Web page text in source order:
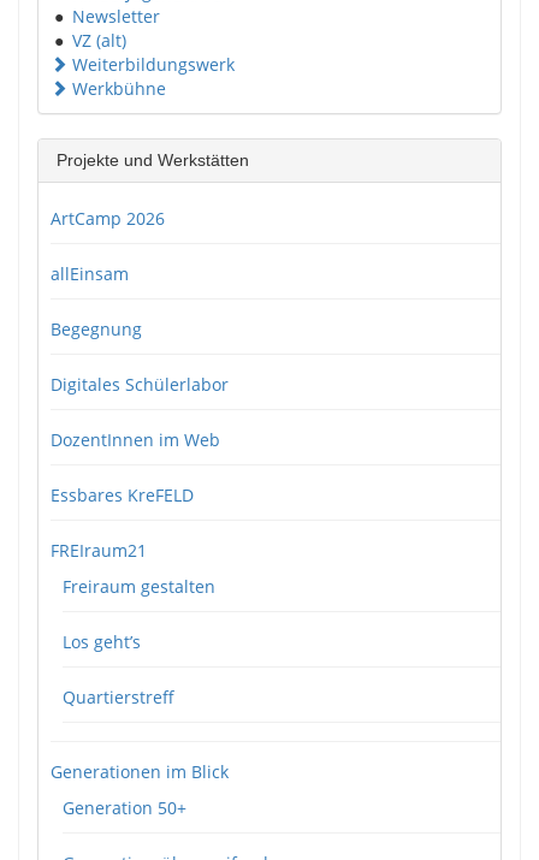
● Newsletter
● VZ (alt)
Weiterbildungswerk
Werkbühne
Projekte und Werkstätten
ArtCamp 2026
allEinsam
Begegnung
Digitales Schülerlabor
DozentInnen im Web
Essbares KreFELD
FREIraum21
Freiraum gestalten
Los geht’s
Quartierstreff
Generationen im Blick
Generation 50+